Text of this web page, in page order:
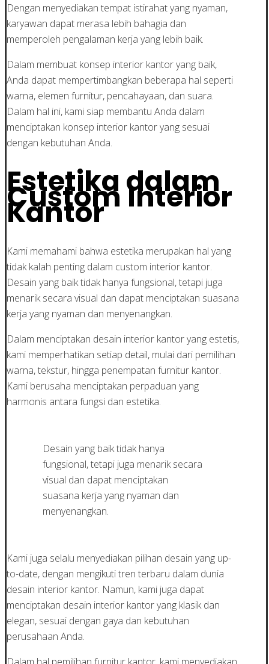
Dengan menyediakan tempat istirahat yang nyaman,
karyawan dapat merasa lebih bahagia dan
memperoleh pengalaman kerja yang lebih baik.
Dalam membuat konsep interior kantor yang baik,
Anda dapat mempertimbangkan beberapa hal seperti
warna, elemen furnitur, pencahayaan, dan suara.
Dalam hal ini, kami siap membantu Anda dalam
menciptakan konsep interior kantor yang sesuai
dengan kebutuhan Anda.
Estetika dalam
Custom Interior
Kantor
Kami memahami bahwa estetika merupakan hal yang
tidak kalah penting dalam custom interior kantor.
Desain yang baik tidak hanya fungsional, tetapi juga
menarik secara visual dan dapat menciptakan suasana
kerja yang nyaman dan menyenangkan.
Dalam menciptakan desain interior kantor yang estetis,
kami memperhatikan setiap detail, mulai dari pemilihan
warna, tekstur, hingga penempatan furnitur kantor.
Kami berusaha menciptakan perpaduan yang
harmonis antara fungsi dan estetika.
Desain yang baik tidak hanya
fungsional, tetapi juga menarik secara
visual dan dapat menciptakan
suasana kerja yang nyaman dan
menyenangkan.
Kami juga selalu menyediakan pilihan desain yang up-
to-date, dengan mengikuti tren terbaru dalam dunia
desain interior kantor. Namun, kami juga dapat
menciptakan desain interior kantor yang klasik dan
elegan, sesuai dengan gaya dan kebutuhan
perusahaan Anda.